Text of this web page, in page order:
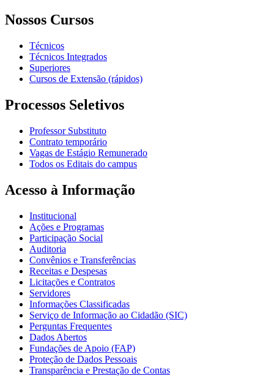
Nossos Cursos
Técnicos
Técnicos Integrados
Superiores
Cursos de Extensão (rápidos)
Processos Seletivos
Professor Substituto
Contrato temporário
Vagas de Estágio Remunerado
Todos os Editais do campus
Acesso à Informação
Institucional
Ações e Programas
Participação Social
Auditoria
Convênios e Transferências
Receitas e Despesas
Licitações e Contratos
Servidores
Informações Classificadas
Serviço de Informação ao Cidadão (SIC)
Perguntas Frequentes
Dados Abertos
Fundações de Apoio (FAP)
Proteção de Dados Pessoais
Transparência e Prestação de Contas